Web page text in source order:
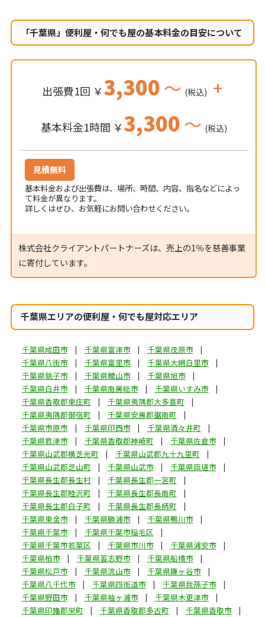
「千葉県」便利屋・何でも屋の基本料金の目安について
出張費1回 ￥3,300～ (税込) +
基本料金1時間 ￥3,300～ (税込)
見積無料
基本料金および出張費は、場所、時間、内容、指名などによっ
て料金が異なります。
詳しくはぜひ、お気軽にお問い合わせください。
株式会社クライアントパートナーズは、売上の1％を慈善事業
に寄付しています。
千葉県エリアの便利屋・何でも屋対応エリア
千葉県成田市 千葉県富津市
千葉県茂原市
千葉県八街市
千葉県富里市
千葉県大網白里市
千葉県銚子市
千葉県館山市
千葉県旭市
千葉県白井市
千葉県南房総市
千葉県いすみ市
千葉県香取郡東庄町
千葉県夷隅郡大多喜町
千葉県夷隅郡御宿町
千葉県安房郡鋸南町
千葉県市原市
千葉県印西市
千葉県酒々井町
千葉県君津市
千葉県香取郡神崎町
千葉県佐倉市
千葉県山武郡横芝光町
千葉県山武郡九十九里町
千葉県山武郡芝山町
千葉県山武市
千葉県匝瑳市
千葉県長生郡長生村
千葉県長生郡一宮町
千葉県長生郡睦沢町
千葉県長生郡長南町
千葉県長生郡白子町
千葉県長生郡長柄町
千葉県東金市
千葉県勝浦市
千葉県鴨川市
千葉県千葉市
千葉県千葉市稲毛区
千葉県千葉市若葉区
千葉県市川市
千葉県浦安市
千葉県柏市
千葉県習志野市
千葉県船橋市
千葉県松戸市
千葉県流山市
千葉県鎌ヶ谷市
千葉県八千代市
千葉県四街道市
千葉県我孫子市
千葉県野田市
千葉県袖ヶ浦市
千葉県木更津市
千葉県印旛郡栄町
千葉県香取郡多古町
千葉県香取市